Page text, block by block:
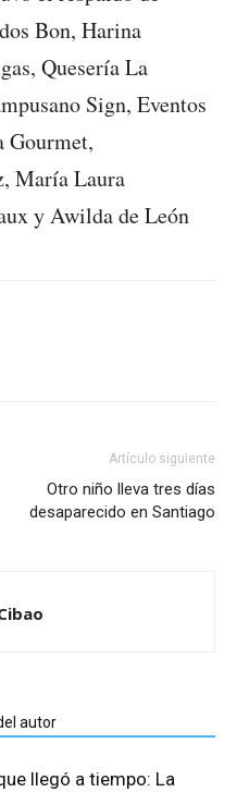
Bon, Harina
Quesería La
Sign, Eventos
Gourmet,
María Laura
y Awilda de León
Artículo siguiente
Otro niño lleva tres días
desaparecido en Santiago
autor
llegó a tiempo: La